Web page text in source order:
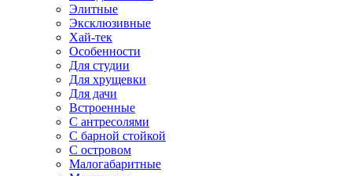
Элитные
Эксклюзивные
Хай-тек
Особенности
Для студии
Для хрущевки
Для дачи
Встроенные
С антресолями
С барной стойкой
С островом
Малогабаритные